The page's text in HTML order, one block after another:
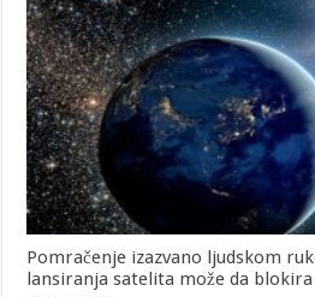
Pomračenje izazvano ljudskom
lansiranja satelita može da blokira